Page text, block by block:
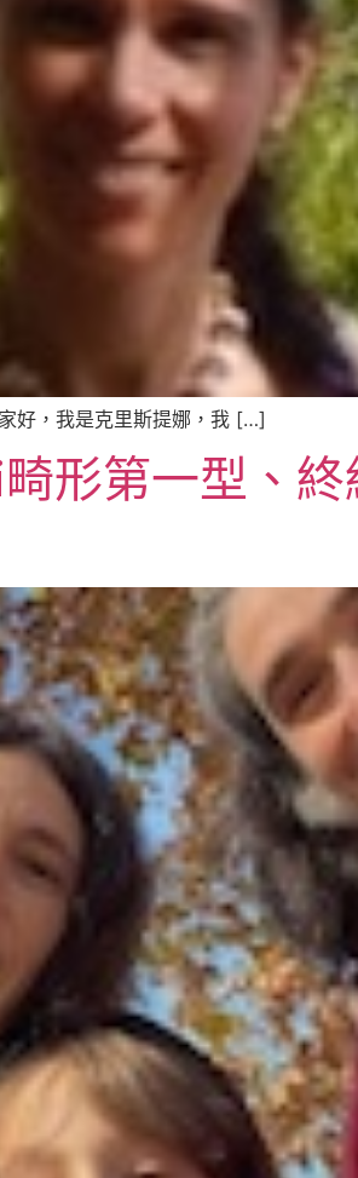
好，我是克里斯提娜，我 […]
形第一型、終